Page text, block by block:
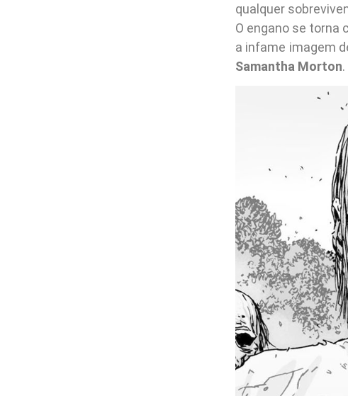
qualquer
O engano se torna
a infame imagem
Samantha Morton.